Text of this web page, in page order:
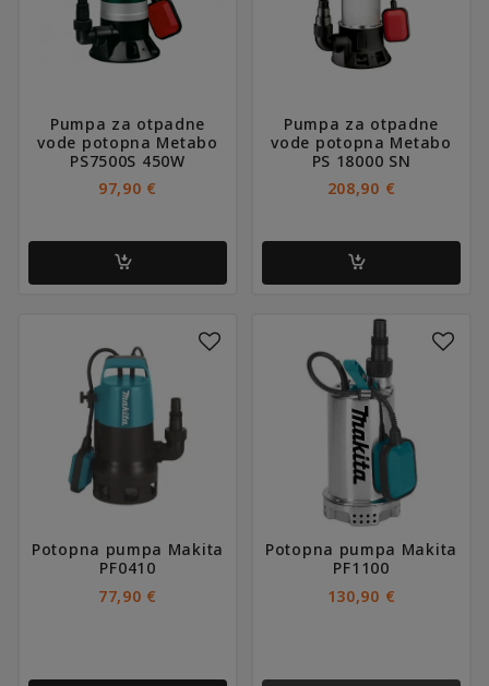
Pumpa za otpadne
vode potopna Metabo
PS7500S 450W
97,90 €
Pumpa za otpadne
vode potopna Metabo
PS 18000 SN
208,90 €
Potopna pumpa Makita
PF0410
77,90 €
Potopna pumpa Makita
PF1100
130,90 €